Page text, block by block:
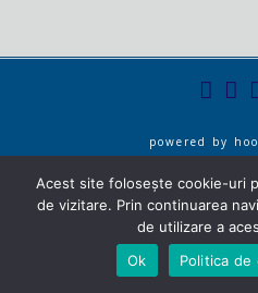
powered by
Acest site folosește cookie-uri
de vizitare. Prin continuarea
de utilizare a
Ok
Politica